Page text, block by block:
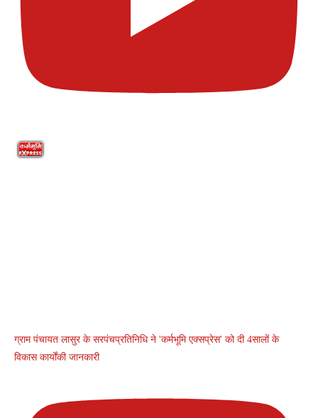
ग्राम पंचायत लासुर के सरपंचप्रतिनिधि ने 'कर्मभूमि एक्सप्रेस' को दी 4सालों के
विकास कार्योंकी जानकारी